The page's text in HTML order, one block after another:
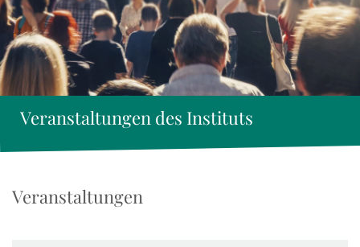
Veranstaltungen des Instituts
Veranstaltungen